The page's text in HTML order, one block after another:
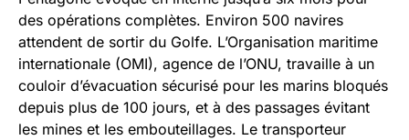
des opérations complètes. Environ 500 navires
attendent de sortir du Golfe. L’Organisation maritime
internationale (OMI), agence de l’ONU, travaille à un
couloir d’évacuation sécurisé pour les marins bloqués
depuis plus de 100 jours, et à des passages évitant
les mines et les embouteillages. Le transporteur